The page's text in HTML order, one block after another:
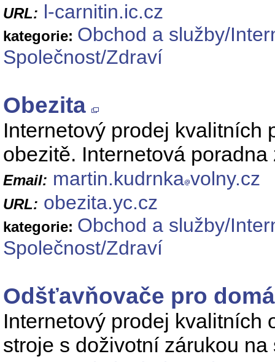
URL: l-carnitin.ic.cz
kategorie: Obchod a služby/
Společnost/Zdraví
Obezita
Internetový prodej kvalitních
obezitě. Internetová poradna
Email: martin.kudrnka volny.cz
URL: obezita.yc.cz
kategorie: Obchod a služby/
Společnost/Zdraví
Odšťavňovače pro
Internetový prodej kvalitních
stroje s doživotní zárukou